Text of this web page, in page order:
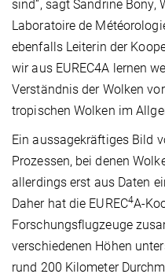
sind“, sagt Sandrine Bony,
Laboratoire de
ebenfalls Leiterin der
wir aus EUREC4A lernen
Verständnis der Wolken
tropischen Wolken im
Ein aussagekräftiges Bild
Prozessen, bei denen
allerdings erst aus Daten
Daher hat die EUREC4A-
Forschungsflugzeuge
verschiedenen Höhen
rund 200 Kilometer